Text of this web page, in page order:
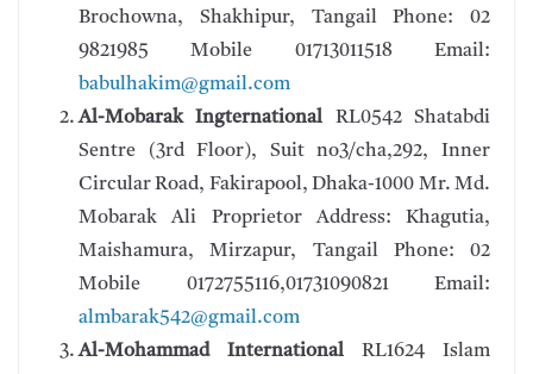
Brochowna, Shakhipur, Tangail Phone: 02
9821985 Mobile 01713011518 Email:
babulhakim@gmail.com
Al-Mobarak Ingternational RL0542 Shatabdi
Sentre (3rd Floor), Suit no3/cha,292, Inner
Circular Road, Fakirapool, Dhaka-1000 Mr. Md.
Mobarak Ali Proprietor Address: Khagutia,
Maishamura, Mirzapur, Tangail Phone: 02
Mobile 0172755116,01731090821 Email:
almbarak542@gmail.com
Al-Mohammad International RL1624 Islam